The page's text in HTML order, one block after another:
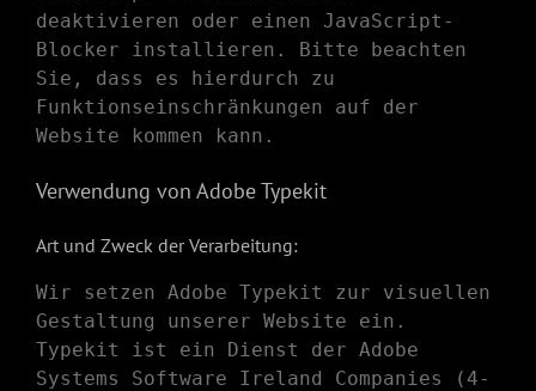
deaktivieren oder einen JavaScript-
Blocker installieren. Bitte beachten
Sie, dass es hierdurch zu
Funktionseinschränkungen auf der
Website kommen kann.
Verwendung von Adobe Typekit
Art und Zweck der Verarbeitung:
Wir setzen Adobe Typekit zur visuellen
Gestaltung unserer Website ein.
Typekit ist ein Dienst der Adobe
Systems Software Ireland Companies (4-